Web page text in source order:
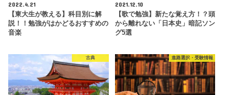
2022.4.21
【東大生が教える】科目別に解
説！！勉強がはかどるおすすめの
音楽
2021.12.10
【歌で勉強】新たな覚え方！？頭
から離れない「日本史」暗記ソン
グ5選
古典 進路選択・受験情報